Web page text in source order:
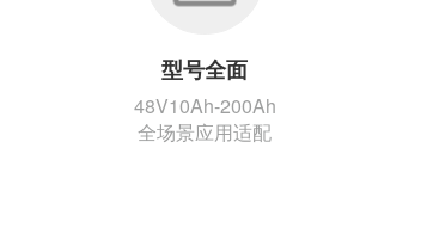
型号全面
48V10Ah-200Ah
全场景应用适配